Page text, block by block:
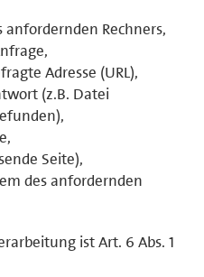
anfordernden Rechners,
Adresse (URL),
(z.B. Datei
Seite),
des anfordernden
ist Art. 6 Abs. 1